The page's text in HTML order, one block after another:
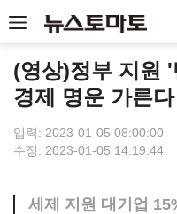
(영상)정부 지원
경제 명운 가른다
입력: 2023-01-05 08:00:00
수정: 2023-01-05 14:19:44
세제 지원 대기업